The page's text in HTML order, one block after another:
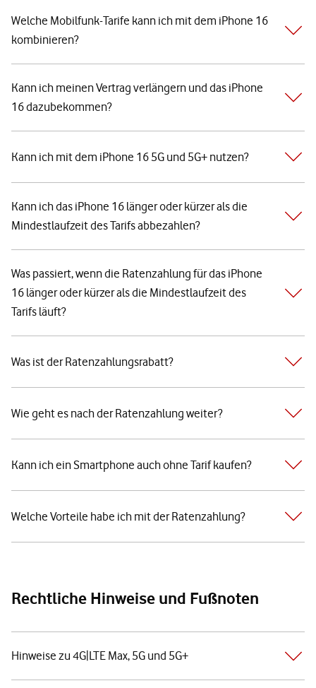
Welche Mobilfunk-Tarife kann ich mit dem iPhone 16
kombinieren?
Kann ich meinen Vertrag verlängern und das iPhone
16 dazubekommen?
Kann ich mit dem iPhone 16 5G und 5G+ nutzen?
Kann ich das iPhone 16 länger oder kürzer als die
Mindestlaufzeit des Tarifs abbezahlen?
Was passiert, wenn die Ratenzahlung für das iPhone
16 länger oder kürzer als die Mindestlaufzeit des
Tarifs läuft?
Was ist der Ratenzahlungsrabatt?
Wie geht es nach der Ratenzahlung weiter?
Kann ich ein Smartphone auch ohne Tarif kaufen?
Welche Vorteile habe ich mit der Ratenzahlung?
Rechtliche Hinweise und Fußnoten
Hinweise zu 4G|LTE Max, 5G und 5G+